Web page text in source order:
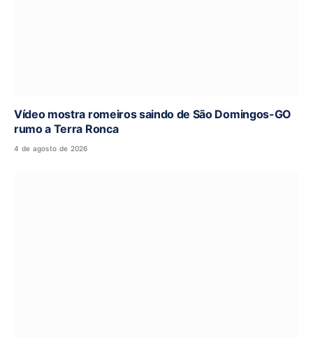
Vídeo mostra romeiros saindo de São Domingos-GO
rumo a Terra Ronca
4 de agosto de 2026